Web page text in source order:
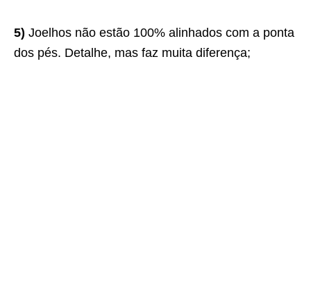
5) Joelhos não estão 100% alinhados com a ponta
dos pés. Detalhe, mas faz muita diferença;